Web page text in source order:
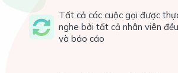
Tất cả các cuộc gọi được
nghe bởi tất cả nhân viên
và báo cáo